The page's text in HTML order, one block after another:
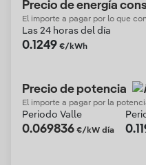
Precio de energía
El importe a pagar por lo que
Las 24 horas del día
0.1249 €/kWh
Precio de potencia
El importe a pagar por la
Periodo Valle
0.069836 €/kW día